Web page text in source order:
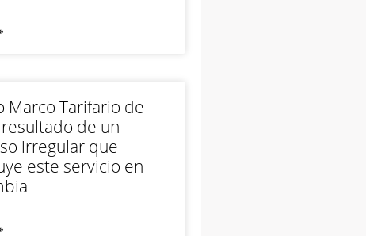
Marco Tarifario de
de un
irregular que
este servicio en